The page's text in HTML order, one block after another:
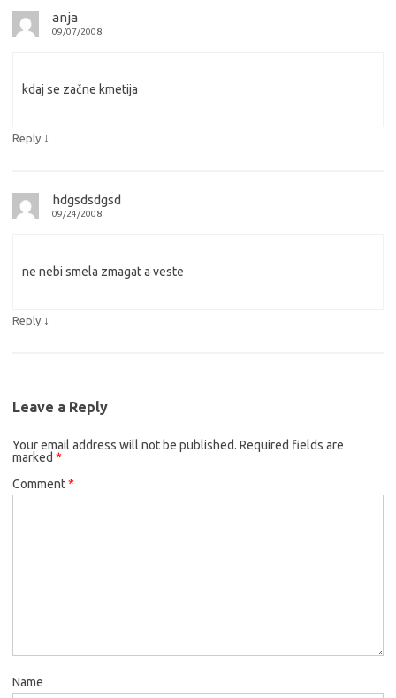
anja
09/07/2008
kdaj se začne kmetija
Reply ↓
hdgsdsdgsd
09/24/2008
ne nebi smela zmagat a veste
Reply ↓
Leave a Reply
Your email address will not be published. Required fields are
marked *
Comment*
Name